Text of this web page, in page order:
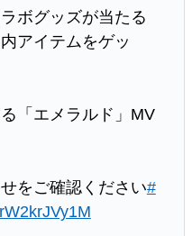
ボグッズが当たる
アイテムをゲッ
「エメラルド」MV
をご確認ください#